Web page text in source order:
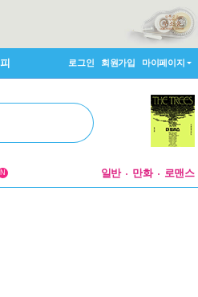
로그인 회원가입 마이페이지
N 일반 만화 로맨스